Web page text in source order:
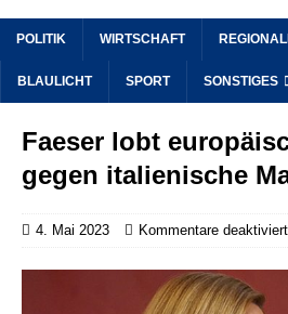
POLITIK WIRTSCHAFT
BLAULICHT SPORT SONSTIGES
Faeser lobt
gegen italienische
4. Mai 2023 Kommentare deaktiviert